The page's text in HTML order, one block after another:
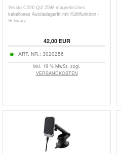
Yesido C326 Qi2 25W magnetisches
kabelloses Autoladegerät mit Kühlfunktion -
Schwarz
42,00EUR
ART. NR.: 3020256
inkl. 19 % MwSt. zzgl.
VERSANDKOSTEN